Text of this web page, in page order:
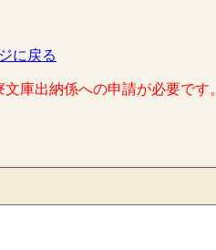
に戻る
庫出納係への申請が必要です。